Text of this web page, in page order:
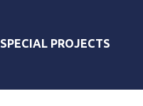
SPECIAL PROJECTS